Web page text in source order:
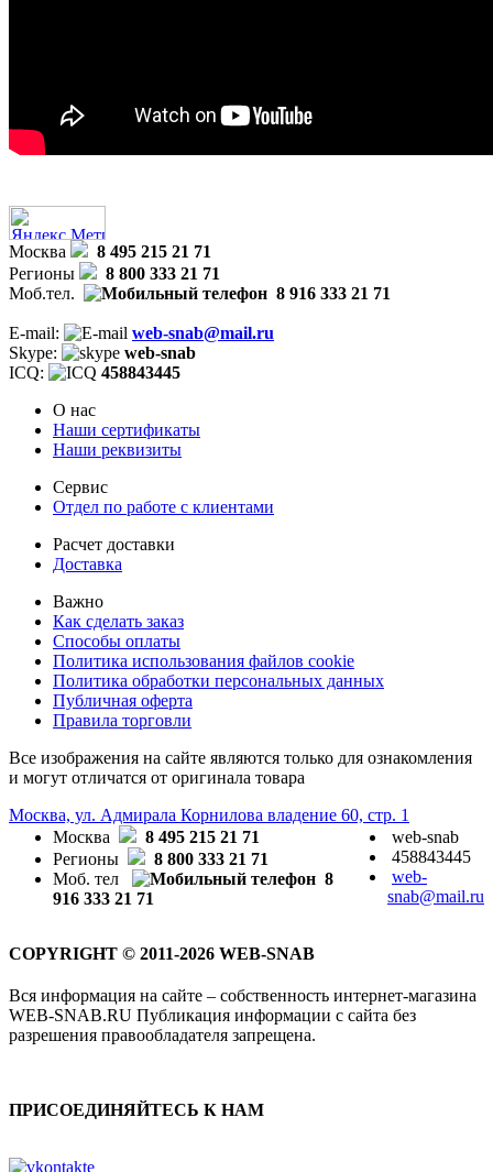
Москва
8 495 215 21 71
Регионы
8 800 333 21 71
Моб.тел.
8 916 333 21 71
E-mail:
web-snab@mail.ru
Skype:
web-snab
ICQ:
458843445
О нас
Наши сертификаты
Наши реквизиты
Сервис
Отдел по работе с клиентами
Расчет доставки
Доставка
Важно
Как сделать заказ
Способы оплаты
Политика использования файлов cookie
Политика обработки персональных данных
Публичная оферта
Правила торговли
Все изображения на сайте являются только для ознакомления
и могут отличатся от оригинала товара
Москва, ул. Адмирала Корнилова владение 60, стр. 1
Москва
8 495 215 21 71
Регионы
8 800 333 21 71
Моб. тел
8
916 333 21 71
web-snab
458843445
web-
snab@mail.ru
COPYRIGHT © 2011-2026 WEB-SNAB
Вся информация на сайте – собственность интернет-магазина
WEB-SNAB.RU Публикация информации с сайта без
разрешения правообладателя запрещена.
ПРИСОЕДИНЯЙТЕСЬ К НАМ